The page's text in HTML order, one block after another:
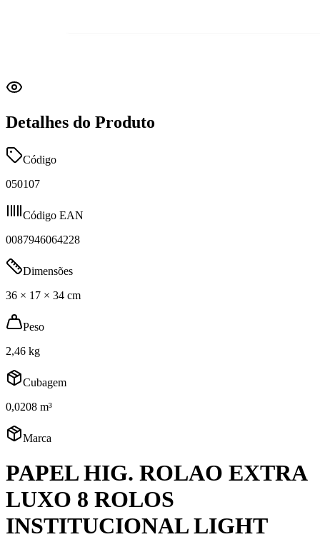
Detalhes do Produto
Código
050107
Código EAN
0087946064228
Dimensões
36 × 17 × 34 cm
Peso
2,46 kg
Cubagem
0,0208 m³
Marca
PAPEL HIG. ROLAO EXTRA
LUXO 8 ROLOS
INSTITUCIONAL LIGHT